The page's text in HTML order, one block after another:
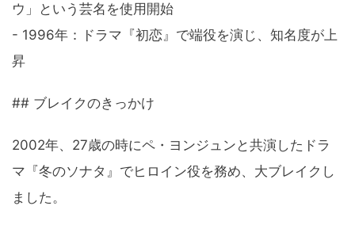
ウ」という芸名を使用開始
- 1996年：ドラマ『初恋』で端役を演じ、知名度が上
昇
## ブレイクのきっかけ
2002年、27歳の時にペ・ヨンジュンと共演したドラ
マ『冬のソナタ』でヒロイン役を務め、大ブレイクし
ました。